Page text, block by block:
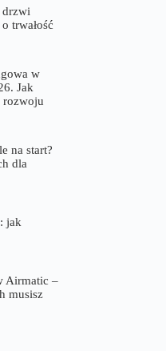
drzwi
trwałość
w
Jak
rozwoju
na start?
dla
jak
Airmatic –
musisz